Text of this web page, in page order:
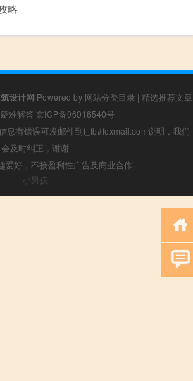
略
设计网 Powered by 网站分类目录 | 精选推荐文章
疑难解答 京ICP备06016540号
息有错误可发邮件到f_fb#foxmail.com说明，我们
会及时纠正，谢谢
爱好，不接盈利性广告及商业合作
小男孩